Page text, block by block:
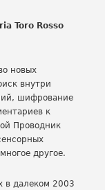
Toro Rosso
новых
внутри
шифрование
к
Проводник
другое.
в далеком 2003